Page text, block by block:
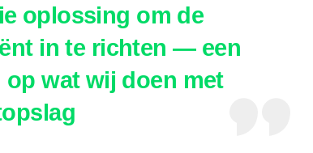
oplossing om de
in te richten — een
wat wij doen met